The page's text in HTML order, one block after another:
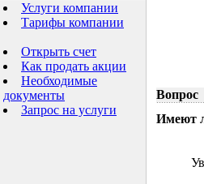
Услуги компании
Тарифы компании
Открыть счет
Как продать акции
Необходимые
документы
Запрос на услуги
Вопрос
Имеют